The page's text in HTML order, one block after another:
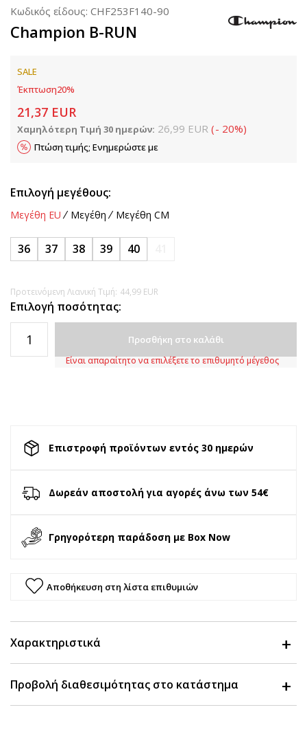
Κωδικός είδους: CHF253F140-90
Champion B-RUN
SALE
Έκπτωση20%
21,37 EUR
Χαμηλότερη Τιμή 30 ημερών: 26,99 EUR (- 20%)
Πτώση τιμής; Ενημερώστε με
Επιλογή μεγέθους:
Μεγέθη EU Μεγέθη Μεγέθη CM
36 37 38 39 40
Προτεινόμενη Λιανική Τιμή: 44,99 EUR
Επιλογή ποσότητας:
Προσθήκη στο καλάθι
Είναι απαραίτητο να επιλέξετε το επιθυμητό μέγεθος
Επιστροφή προϊόντων εντός 30 ημερών
Δωρεάν αποστολή για αγορές άνω των 54€
Γρηγορότερη παράδοση με Box Now
Αποθήκευση στη λίστα επιθυμιών
Χαρακτηριστικά
Προβολή διαθεσιμότητας στο κατάστημα